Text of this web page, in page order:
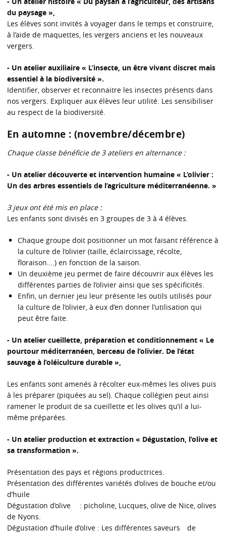
du paysage »,
Les élèves sont invités à voyager dans le temps et construire,
à l’aide de maquettes, les vergers anciens et les nouveaux
vergers.
- Un atelier auxiliaire « L’insecte, un être vivant discret mais
essentiel à la biodiversité ».
Identifier, observer et reconnaitre les insectes présents dans
nos vergers. Expliquer aux élèves leur utilité. Les sensibiliser
au respect de la biodiversité.
En automne : (novembre/décembre)
Chaque classe bénéficie de 3 ateliers en alternance :
- Un atelier découverte et intervention humaine « L’olivier :
Un des arbres essentiels de l’agriculture méditerranéenne. »
3 jeux ont été mis en place :
Les enfants sont divisés en 3 groupes de 3 à 4 élèves.
Chaque groupe doit positionner un mot faisant référence à
la culture de l’olivier (taille, éclaircissage, récolte,
floraison….) en fonction de la saison.
Un deuxième jeu permet de faire découvrir aux élèves les
différentes parties de l’olivier ainsi que ses spécificités.
Enfin, un dernier jeu leur présente les outils utilisés pour
la culture de l’olivier, à eux d’en donner l’utilisation qui
peut être faite.
- Un atelier cueillette, préparation et conditionnement « Le
pourtour méditerranéen, berceau de l’olivier. De l’état
sauvage à l’oléiculture durable »,
Les enfants sont amenés à récolter eux-mêmes les olives puis
à les préparer (piquées au sel). Chaque collégien peut ainsi
ramener le produit de sa cueillette et les olives qu’il a lui-
même préparées.
- Un atelier production et extraction « Dégustation, l’olive et
sa transformation ».
Présentation des pays et régions productrices.
Présentation des différentes variétés d’olives de bouche et/ou
d’huile
Dégustation d’olive : picholine, Lucques, olive de Nice, olives
de Nyons.
Dégustation d’huile d’olive : Les différentes saveurs de